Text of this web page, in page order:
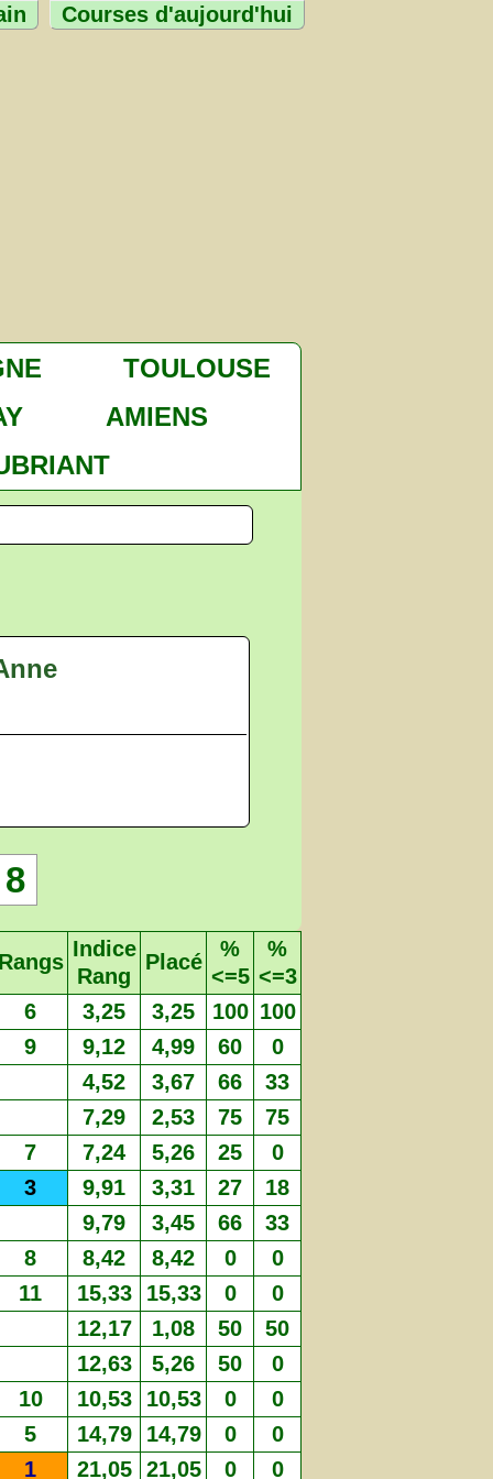
Courses d'aujourd'hui
TOULOUSE
AMIENS
8
Rangs
Indice
Rang
Placé
%
<=5
%
<=3
6 3,25 3,25 100 100
9 9,12 4,99 60 0
4,52 3,67 66 33
7,29 2,53 75 75
7 7,24 5,26 25 0
3 9,91 3,31 27 18
9,79 3,45 66 33
8 8,42 8,42 0 0
11 15,33 15,33 0 0
12,17 1,08 50 50
12,63 5,26 50 0
10 10,53 10,53 0 0
5 14,79 14,79 0 0
1 21,05 21,05 0 0